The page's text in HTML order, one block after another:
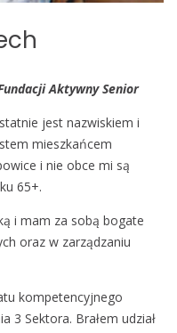
Aktywny Senior
jest nazwiskiem i
mieszkańcem
i nie obce mi są
65+.
i mam za sobą bogate
oraz w zarządzaniu
kompetencyjnego
3 Sektora. Brałem udział